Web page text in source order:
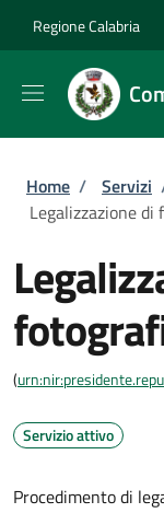
Regione Calabria
Briciole
Home / Servizi
Legalizzazione di
(
Servizio attivo
Procedimento di